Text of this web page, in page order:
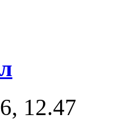
12.47